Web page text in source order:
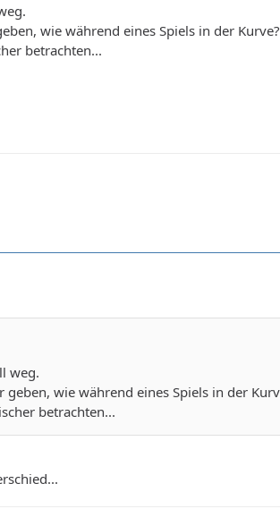
wie während eines Spiels in der Kurve?
betrachten...
weg.
wie während eines Spiels in der
betrachten...